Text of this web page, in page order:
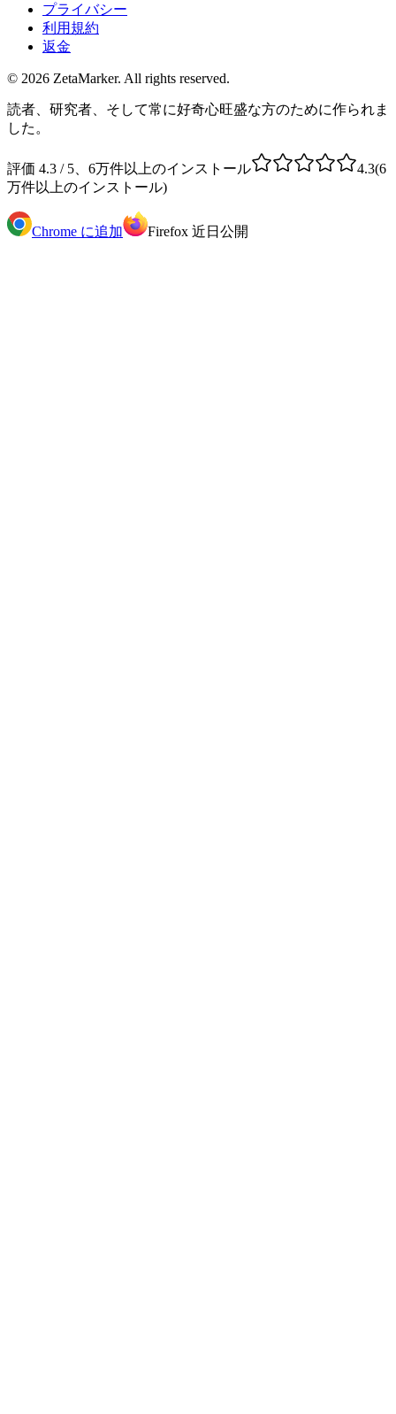
プライバシー
利用規約
返金
© 2026 ZetaMarker. All rights reserved.
読者、研究者、そして常に好奇心旺盛な方のために作られま
した。
評価 4.3 / 5、6万件以上のインストール 4.3(6
万件以上のインストール)
Chrome に追加 Firefox 近日公開